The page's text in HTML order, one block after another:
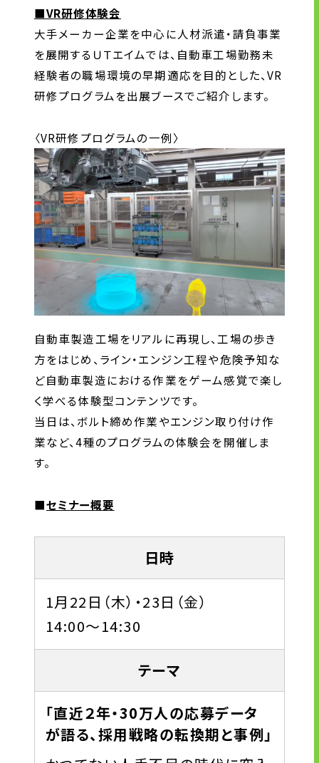
ステークホルダー・エンゲージメント
サステナビリティ指標
株主・投資家の皆様へ
株主・投資家の皆様へ
経営方針
IRライブラリ
株式情報
業績・財務情報
IRニュース
IRカレンダー
免責事項
電子公告
企業情報
企業情報TOP
企業理念
長期経営ビジョン
ブランドマーク
グループ企業一覧
顧客情報の取扱いについて
個人情報の共同利用に関して
ソーシャルメディアポリシー
■VR研修体験会
大手メーカー企業を中心に人材派遣・請負事業
を展開するＵＴエイムでは、自動車工場勤務未
経験者の職場環境の早期適応を目的とした、VR
研修プログラムを出展ブースでご紹介します。
〈VR研修プログラムの一例〉
自動車製造工場をリアルに再現し、工場の歩き
方をはじめ、ライン・エンジン工程や危険予知な
ど自動車製造における作業をゲーム感覚で楽し
く学べる体験型コンテンツです。
当日は、ボルト締め作業やエンジン取り付け作
業など、4種のプログラムの体験会を開催しま
す。
■セミナー概要
日時
1月22日（木）・23日（金）
14:00～14:30
テーマ
「直近２年・30万人の応募データ
が語る、採用戦略の転換期と事例」